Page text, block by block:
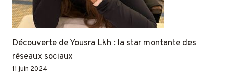
Découverte de Yousra Lkh : la star montante des
réseaux sociaux
11 juin 2024